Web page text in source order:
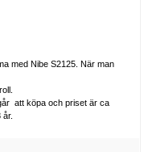
med Nibe S2125. När man
att köpa och priset är ca